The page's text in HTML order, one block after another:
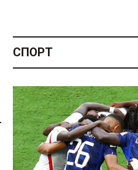
Спасылка без VPN
СПОРТ